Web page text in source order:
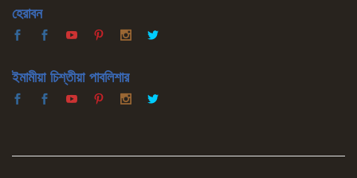
হেরাবন
ইমামীয়া চিশ্‌তীয়া পাবলিশার